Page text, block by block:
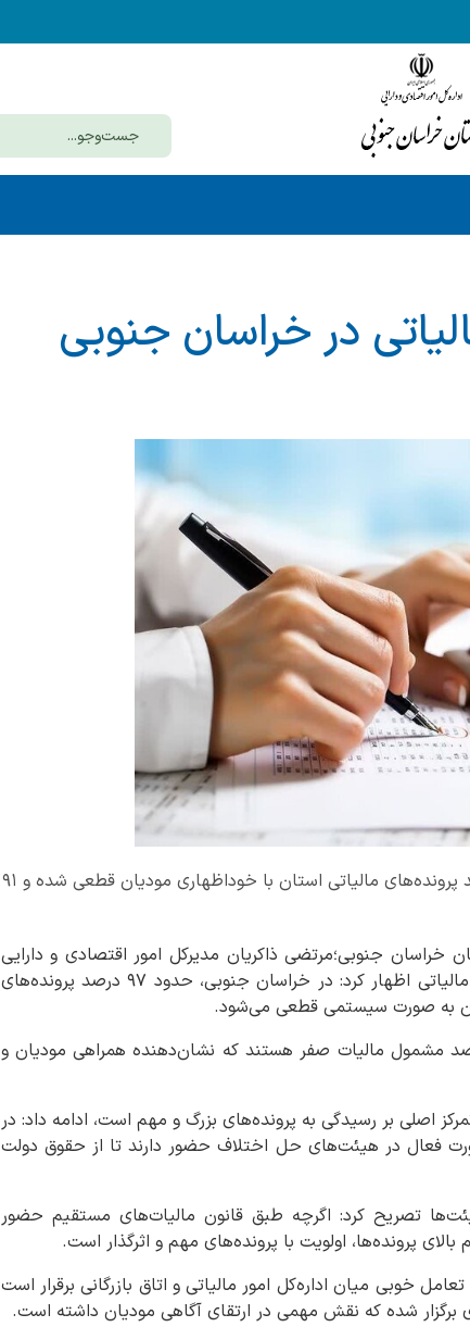
در خراسان جنوبی
مدیرکل امور اقتصادی و دارایی خراسان جنوبی گفت: ۹۷ درصد پرونده‌های مالیاتی استان با خوداظهاری مودیان قطعی شده و ۹۱
خراسان جنوبی؛مرتضی ذاکریان مدیرکل امور اقتصادی و دارایی
خراسان جنوبی، با اشاره به وضعیت رسیدگی به پرونده‌های مالیاتی اظهار کرد: در خراسان جنوبی، حدود ۹۷ درصد پرونده‌های
به صورت سیستمی قطعی می‌شود.
ازمجموع اظهارنامه‌های ارائه‌شده نیز حدود ۹۱ درصد مشمول مالیات صفر هستند که نشان‌دهنده همراهی مودیان و
اصلی بر رسیدگی به پرونده‌های بزرگ و مهم است، ادامه داد: در
فعال در هیئت‌های حل اختلاف حضور دارند تا از حقوق دولت
تصریح کرد: اگرچه طبق قانون مالیات‌های مستقیم حضور
پرونده‌ها، اولویت با پرونده‌های مهم و اثرگذار است.
خوبی میان اداره‌کل امور مالیاتی و اتاق بازرگانی برقرار است
برگزار شده که نقش مهمی در ارتقای آگاهی مودیان داشته است.